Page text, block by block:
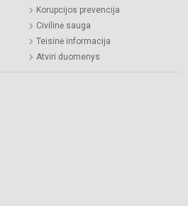
Korupcijos prevencija
Civilinė sauga
Teisinė informacija
Atviri duomenys